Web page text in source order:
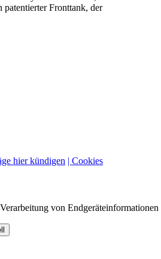
patentierter Fronttank, der
hier kündigen | Cookies
von Endgeräteinformationen